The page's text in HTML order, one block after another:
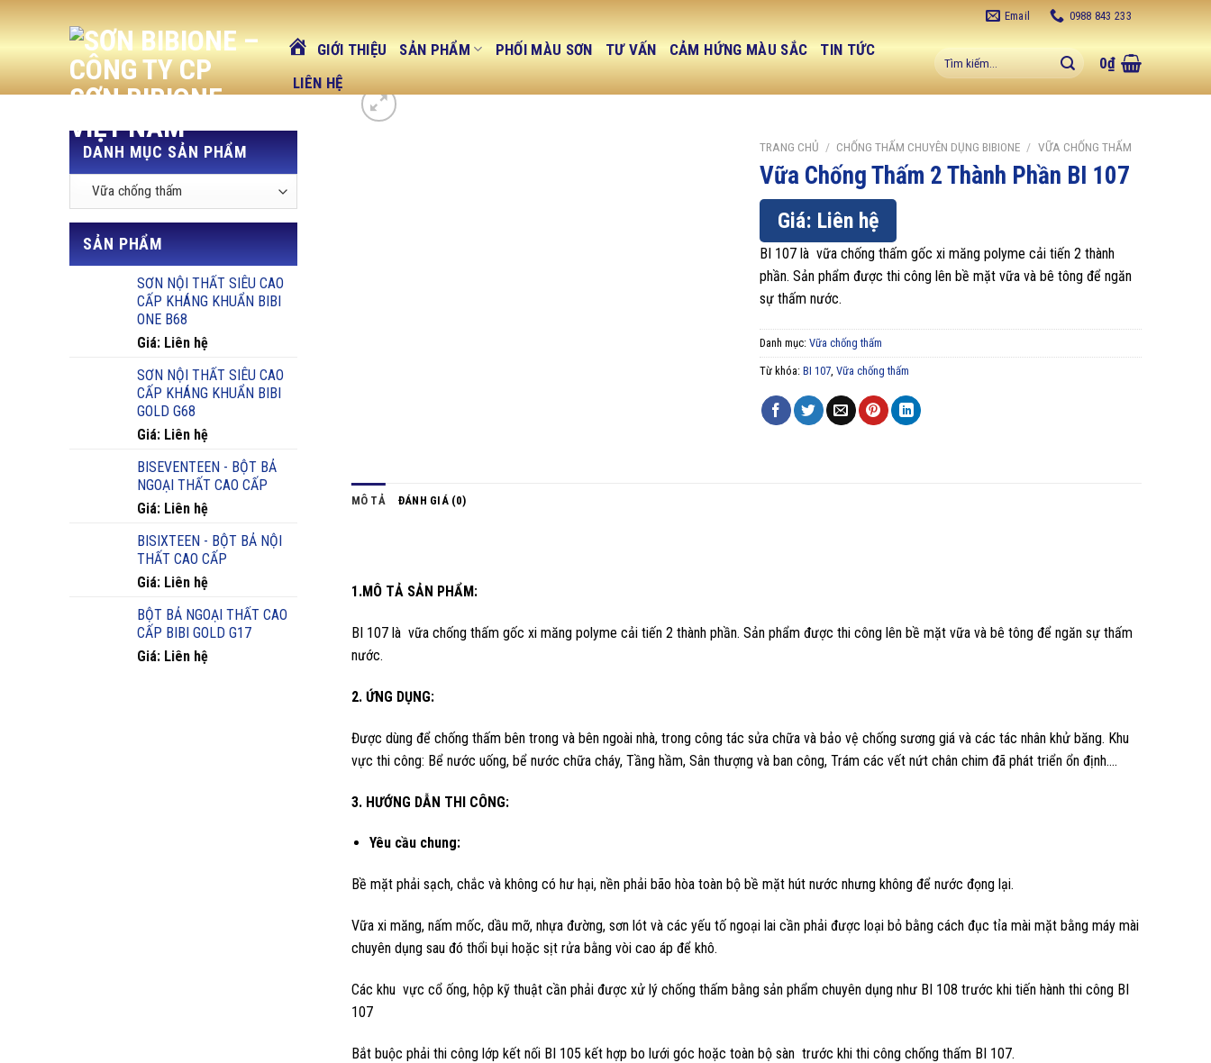
Email 0988 843 233
GIỚI THIỆU SẢN PHẨM PHỐI MÀU SƠN TƯ VẤN CẢM HỨNG MÀU SẮC
TIN TỨC
LIÊN HỆ
kiếm:
0₫
DANH MỤC SẢN PHẨM
SẢN PHẨM
SƠN NỘI THẤT SIÊU CAO
CẤP KHÁNG KHUẨN BIBI
ONE B68
Giá: Liên hệ
SƠN NỘI THẤT SIÊU CAO
CẤP KHÁNG KHUẨN BIBI
GOLD G68
Giá: Liên hệ
BISEVENTEEN - BỘT BẢ
NGOẠI THẤT CAO CẤP
Giá: Liên hệ
BISIXTEEN - BỘT BẢ NỘI
THẤT CAO CẤP
Giá: Liên hệ
BỘT BẢ NGOẠI THẤT CAO
CẤP BIBI GOLD G17
Giá: Liên hệ
TRANG CHỦ / CHỐNG THẤM CHUYÊN DỤNG BIBIONE / VỮA CHỐNG THẤM
Vữa Chống Thấm 2 Thành Phần BI 107
Giá: Liên hệ
BI 107 là vữa chống thấm gốc xi măng polyme cải tiến 2 thành
phần. Sản phẩm được thi công lên bề mặt vữa và bê tông để ngăn
sự thấm nước.
Danh mục:Vữa chống thấm
Từ khóa:BI 107 ,Vữa chống thấm
MÔ TẢ ĐÁNH GIÁ (0)
1.MÔ TẢ SẢN PHẨM:
BI 107 là vữa chống thấm gốc xi măng polyme cải tiến 2 thành phần. Sản phẩm được thi công lên bề mặt vữa và bê tông để ngăn sự thấm
nước.
2. ỨNG DỤNG:
Được dùng để chống thấm bên trong và bên ngoài nhà, trong công tác sửa chữa và bảo vệ chống sương giá và các tác nhân khử băng. Khu
vực thi công: Bể nước uống, bể nước chữa cháy, Tầng hầm, Sân thượng và ban công, Trám các vết nứt chân chim đã phát triển ổn định….
3. HƯỚNG DẪN THI CÔNG:
Yêu cầu chung:
Bề mặt phải sạch, chắc và không có hư hại, nền phải bão hòa toàn bộ bề mặt hút nước nhưng không để nước đọng lại.
Vữa xi măng, nấm mốc, dầu mỡ, nhựa đường, sơn lót và các yếu tố ngoại lai cần phải được loại bỏ bằng cách đục tỉa mài mặt bằng máy mài
chuyên dụng sau đó thổi bụi hoặc sịt rửa bằng vòi cao áp để khô.
Các khu vực cổ ống, hộp kỹ thuật cần phải được xử lý chống thấm bằng sản phẩm chuyên dụng như BI 108 trước khi tiến hành thi công BI
107
Bắt buộc phải thi công lớp kết nối BI 105 kết hợp bo lưới góc hoặc toàn bộ sàn trước khi thi công chống thấm BI 107.